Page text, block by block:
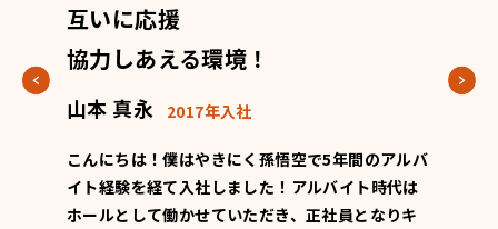
互いに応援
協力しあえる環境！
山本 真永 2017年入社
こんにちは！僕はやきにく孫悟空で5年間のアルバ
イト経験を経て入社しました！アルバイト時代は
ホールとして働かせていただき、正社員となりキ
チャ